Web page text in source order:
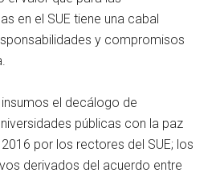
en el SUE tiene una cabal
y compromisos
el decálogo de
públicas con la paz
por los rectores del SUE; los
derivados del acuerdo entre